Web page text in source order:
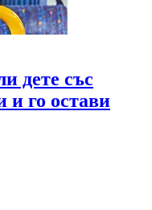
дете със
и го остави